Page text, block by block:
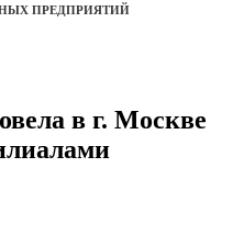
ПРЕДПРИЯТИЙ
в г. Москве